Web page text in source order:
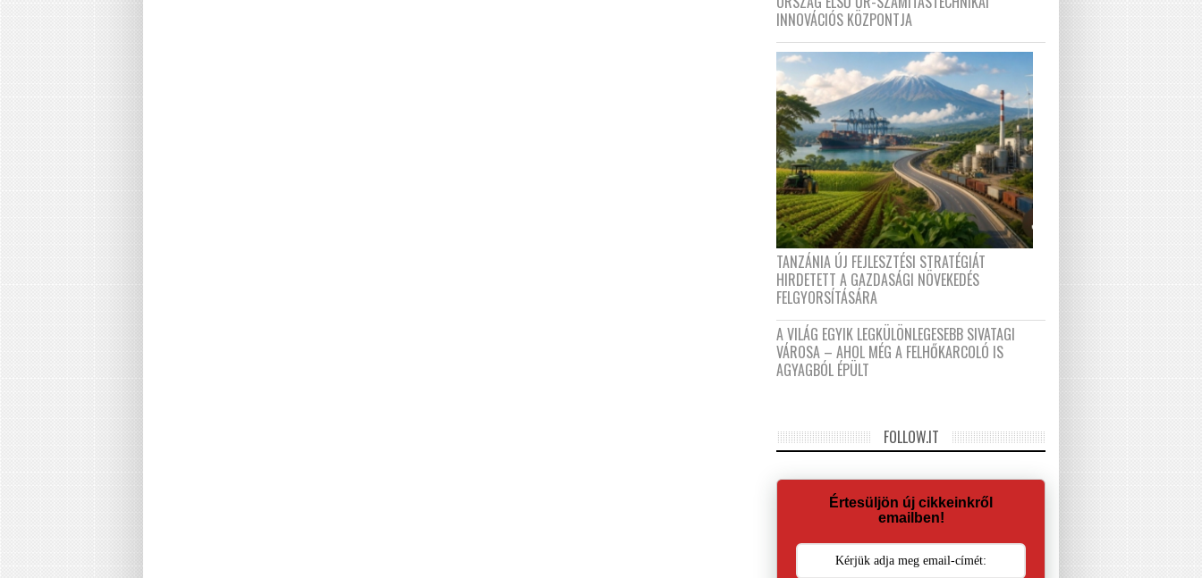
INNOVÁCIÓS KÖZPONTJA
TANZÁNIA ÚJ FEJLESZTÉSI STRATÉGIÁT
HIRDETETT A GAZDASÁGI NÖVEKEDÉS
FELGYORSÍTÁSÁRA
A VILÁG EGYIK LEGKÜLÖNLEGESEBB SIVATAGI
VÁROSA – AHOL MÉG A FELHŐKARCOLÓ IS
AGYAGBÓL ÉPÜLT
FOLLOW.IT
Értesüljön új cikkeinkről
emailben!